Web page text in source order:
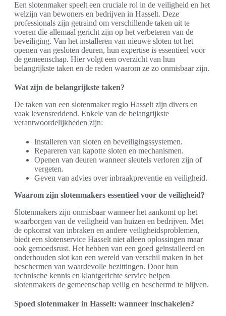
Een slotenmaker speelt een cruciale rol in de veiligheid en het
welzijn van bewoners en bedrijven in Hasselt. Deze
professionals zijn getraind om verschillende taken uit te
voeren die allemaal gericht zijn op het verbeteren van de
beveiliging. Van het installeren van nieuwe sloten tot het
openen van gesloten deuren, hun expertise is essentieel voor
de gemeenschap. Hier volgt een overzicht van hun
belangrijkste taken en de reden waarom ze zo onmisbaar zijn.
Wat zijn de belangrijkste taken?
De taken van een slotenmaker regio Hasselt zijn divers en
vaak levensreddend. Enkele van de belangrijkste
verantwoordelijkheden zijn:
Installeren van sloten en beveiligingssystemen.
Repareren van kapotte sloten en mechanismen.
Openen van deuren wanneer sleutels verloren zijn of
vergeten.
Geven van advies over inbraakpreventie en veiligheid.
Waarom zijn slotenmakers essentieel voor de veiligheid?
Slotenmakers zijn onmisbaar wanneer het aankomt op het
waarborgen van de veiligheid van huizen en bedrijven. Met
de opkomst van inbraken en andere veiligheidsproblemen,
biedt een slotenservice Hasselt niet alleen oplossingen maar
ook gemoedsrust. Het hebben van een goed geïnstalleerd en
onderhouden slot kan een wereld van verschil maken in het
beschermen van waardevolle bezittingen. Door hun
technische kennis en klantgerichte service helpen
slotenmakers de gemeenschap veilig en beschermd te blijven.
Spoed slotenmaker in Hasselt: wanneer inschakelen?